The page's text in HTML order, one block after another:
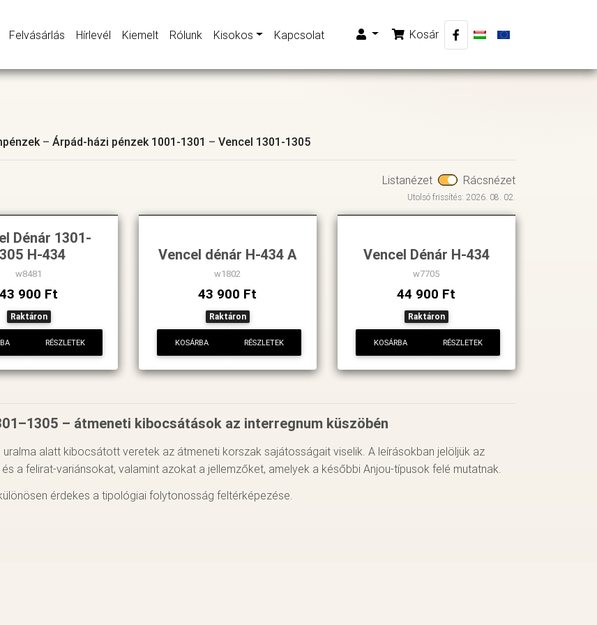
Felvásárlás Hírlevél Kiemelt Rólunk Kisokos Kapcsolat Kosár
– Árpád-házi pénzek 1001-1301 – Vencel 1301-1305
Listanézet Rácsnézet
Utolsó frissítés: 2026. 08. 02.
Dénár 1301-
H-434
w8481
43 900 Ft
Raktáron
RÉSZLETEK
Vencel dénár H-434 A
w1802
43 900 Ft
Raktáron
KOSÁRBA RÉSZLETEK
Vencel Dénár H-434
w7705
44 900 Ft
Raktáron
KOSÁRBA RÉSZLETEK
– átmeneti kibocsátások az interregnum küszöbén
uralma alatt kibocsátott veretek az átmeneti korszak sajátosságait viselik. A leírásokban jelöljük az
a felirat-variánsokat, valamint azokat a jellemzőket, amelyek a későbbi Anjou-típusok felé mutatnak.
érdekes a tipológiai folytonosság feltérképezése.